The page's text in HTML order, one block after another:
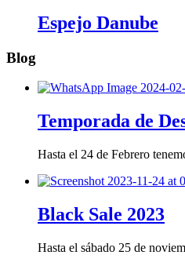
Espejo Danube
Blog
Temporada de
Hasta el 24 de Febrero
Black Sale 2023
Hasta el sábado 25 de